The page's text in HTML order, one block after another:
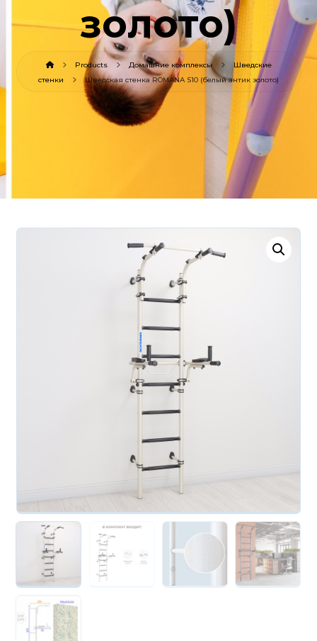
золото)
Products Домашние комплексы
Шведские
стенки
Шведская стенка ROMANA S10 (белый антик золото)